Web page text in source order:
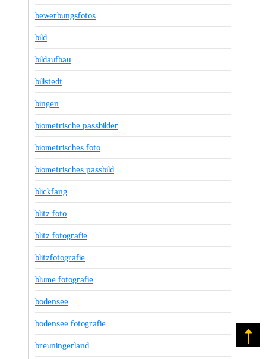
bewerbungsfotos
bild
bildaufbau
billstedt
bingen
biometrische passbilder
biometrisches foto
biometrisches passbild
blickfang
blitz foto
blitz fotografie
blitzfotografie
blume fotografie
bodensee
bodensee fotografie
breuningerland